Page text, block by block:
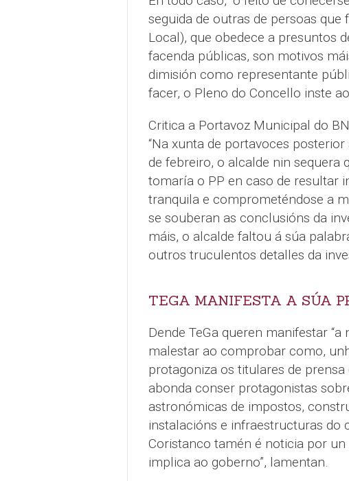
seguida de outras de persoas
Local), que obedece a presuntos
facenda públicas, son motivos
dimisión como representante
facer, o Pleno do Concello inste
Critica a Portavoz Municipal do
“Na xunta de portavoces
de febreiro, o alcalde nin sequera
tomaría o PP en caso de resultar
tranquila e comprometéndose a
se souberan as conclusións da
máis, o alcalde faltou á súa
outros truculentos detalles da
TEGA MANIFESTA A SÚA
Dende TeGa queren manifestar
malestar ao comprobar como,
protagoniza os titulares de
abonda conser protagonistas
astronómicas de impostos,
instalacións e infraestructuras do
Coristanco tamén é noticia por
implica ao goberno”, lamentan.